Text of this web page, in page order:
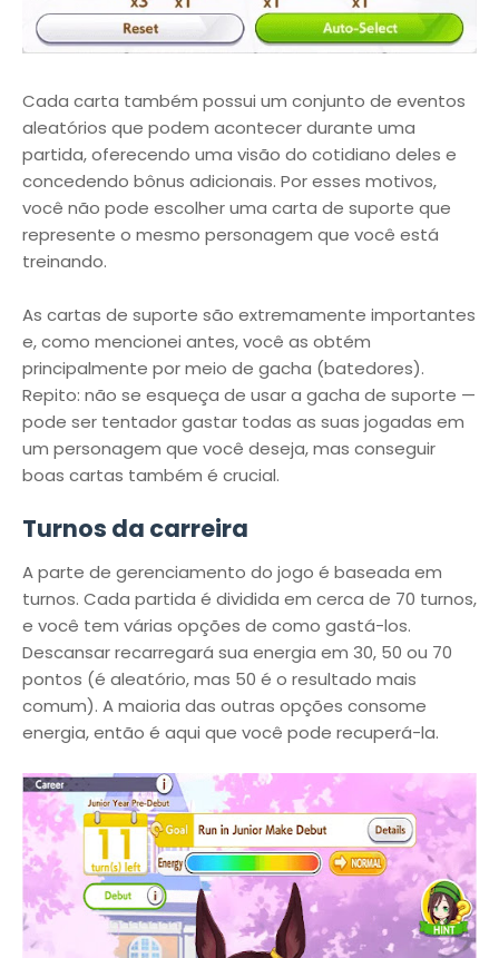
Cada carta também possui um conjunto de eventos
aleatórios que podem acontecer durante uma
partida, oferecendo uma visão do cotidiano deles e
concedendo bônus adicionais. Por esses motivos,
você não pode escolher uma carta de suporte que
represente o mesmo personagem que você está
treinando.
As cartas de suporte são extremamente importantes
e, como mencionei antes, você as obtém
principalmente por meio de gacha (batedores).
Repito: não se esqueça de usar a gacha de suporte —
pode ser tentador gastar todas as suas jogadas em
um personagem que você deseja, mas conseguir
boas cartas também é crucial.
Turnos da carreira
A parte de gerenciamento do jogo é baseada em
turnos. Cada partida é dividida em cerca de 70 turnos,
e você tem várias opções de como gastá-los.
Descansar recarregará sua energia em 30, 50 ou 70
pontos (é aleatório, mas 50 é o resultado mais
comum). A maioria das outras opções consome
energia, então é aqui que você pode recuperá-la.